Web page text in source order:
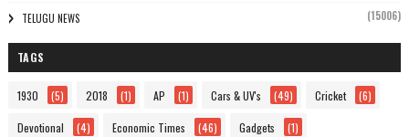
TELUGU NEWS (15006)
TAGS
1930 (5) 2018 (1) AP (1) Cars & UV's (49) Cricket (6)
Devotional (4) Economic Times (46) Gadgets (1)